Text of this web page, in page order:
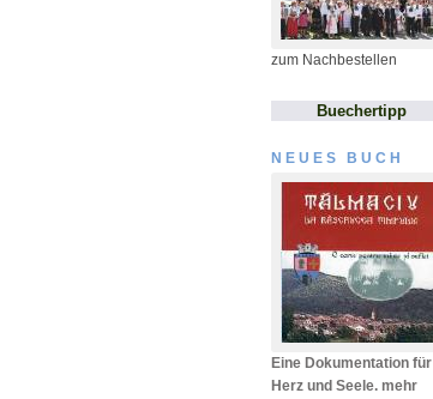
zum Nachbestellen
Buechertipp
NEUES BUCH
Eine Dokumentation für
Herz und Seele. mehr